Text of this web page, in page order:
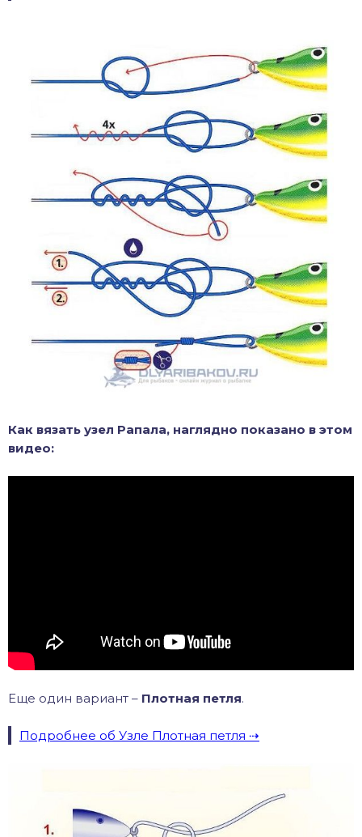
Как вязать узел Рапала, наглядно показано в этом
видео:
Еще один вариант – Плотная петля.
Подробнее об Узле Плотная петля